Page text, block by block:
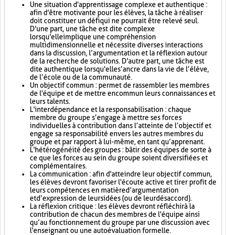
Une situation d'apprentissage complexe et authentique :
afin d'être motivante pour les élèves, la tâche à réaliser
doit constituer un défi qui ne pourrait être relevé seul.
D'une part, une tâche est dite complexe
lorsqu'elle implique une compréhension
multidimensionnelle et nécessite diverses interactions
dans la discussion, l’argumentation et la réflexion autour
de la recherche de solutions. D'autre part, une tâche est
dite authentique lorsqu'elle s’ancre dans la vie de l’élève,
de l’école ou de la communauté.
Un objectif commun : permet de rassembler les membres
de l'équipe et de mettre en commun leurs connaissances et
leurs talents.
L'interdépendance et la responsabilisation : chaque
membre du groupe s’engage à mettre ses forces
individuelles à contribution dans l’atteinte de l’objectif et
engage sa responsabilité envers les autres membres du
groupe et par rapport à lui-même, en tant qu’apprenant.
L'hétérogénéité des groupes : bâtir des équipes de sorte à
ce que les forces au sein du groupe soient diversifiées et
complémentaires.
La communication : afin d'atteindre leur objectif commun,
les élèves devront favoriser l'écoute active et tirer profit de
leurs compétences en matière d’argumentation
et d’expression de leurs idées (ou de leur désaccord).
La réflexion critique : les élèves devront réfléchir à la
contribution de chacun des membres de l'équipe ainsi
qu’au fonctionnement du groupe par une discussion avec
l'enseignant ou une autoévaluation formelle.